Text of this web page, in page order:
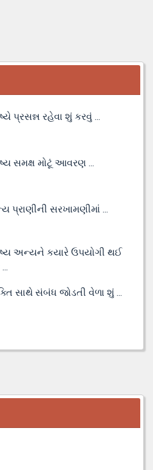
પ્રસન્ન રહેવા શું કરવું ...
સમક્ષ મોટૂં આવરણ ...
પ્રાણીની સરખામણીમાં ...
અન્યને કયારે ઉપયોગી થઈ
સાથે સંબંધ જોડતી વેળા શું ...